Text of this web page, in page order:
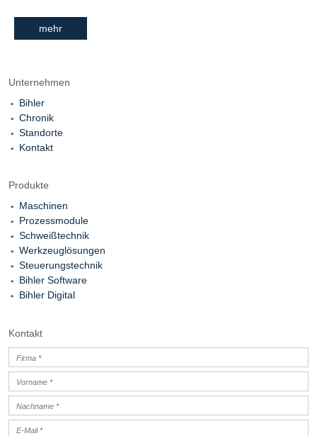
mehr
Unternehmen
Bihler
Chronik
Standorte
Kontakt
Produkte
Maschinen
Prozessmodule
Schweißtechnik
Werkzeuglösungen
Steuerungstechnik
Bihler Software
Bihler Digital
Kontakt